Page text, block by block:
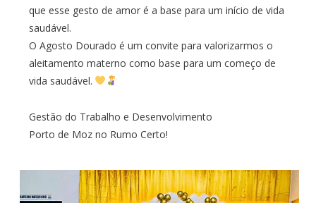
que esse gesto de amor é a base para um início de vida
saudável.
O Agosto Dourado é um convite para valorizarmos o
aleitamento materno como base para um começo de
vida saudável.
Gestão do Trabalho e Desenvolvimento
Porto de Moz no Rumo Certo!